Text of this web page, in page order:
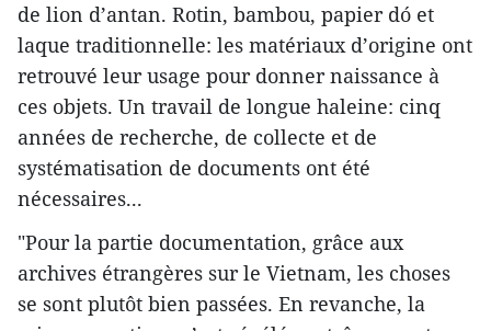
de lion d’antan. Rotin, bambou, papier dó et
laque traditionnelle: les matériaux d’origine ont
retrouvé leur usage pour donner naissance à
ces objets. Un travail de longue haleine: cinq
années de recherche, de collecte et de
systématisation de documents ont été
nécessaires...
"Pour la partie documentation, grâce aux
archives étrangères sur le Vietnam, les choses
se sont plutôt bien passées. En revanche, la